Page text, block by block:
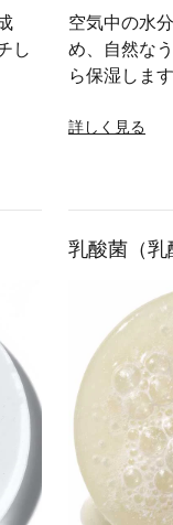
し
空気中の水
め、自然な
ら保湿します
詳しく見る
乳酸菌（乳